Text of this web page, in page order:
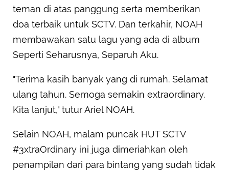
teman di atas panggung serta memberikan
doa terbaik untuk SCTV. Dan terkahir, NOAH
membawakan satu lagu yang ada di album
Seperti Seharusnya, Separuh Aku.
"Terima kasih banyak yang di rumah. Selamat
ulang tahun. Semoga semakin extraordinary.
Kita lanjut," tutur Ariel NOAH.
Selain NOAH, malam puncak HUT SCTV
#3xtraOrdinary ini juga dimeriahkan oleh
penampilan dari para bintang yang sudah tidak